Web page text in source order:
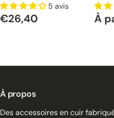
5 avis
Prix
€26,40
Prix
À
À propos
Des accessoires en cuir